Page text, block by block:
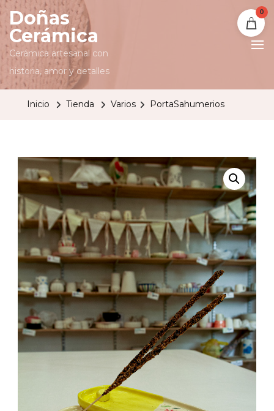
0
Doñas
Cerámica
Cerámica artesanal con
historia, amor y detalles
Inicio Tienda Varios PortaSahumerios